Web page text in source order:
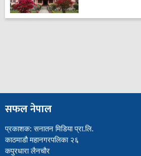
सफल नेपाल
प्रकाशक: सनातन मिडिया प्रा.लि.
काठमाडौ महानगरपलिका २६
कपुरधारा लैनचौर